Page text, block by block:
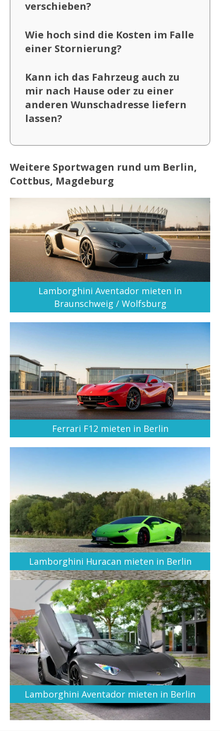
verschieben?
Wie hoch sind die Kosten im Falle
einer Stornierung?
Kann ich das Fahrzeug auch zu
mir nach Hause oder zu einer
anderen Wunschadresse liefern
lassen?
Weitere Sportwagen rund um Berlin,
Cottbus, Magdeburg
Lamborghini Aventador mieten in
Braunschweig / Wolfsburg
Ferrari F12 mieten in Berlin
Lamborghini Huracan mieten in Berlin
Lamborghini Aventador mieten in Berlin